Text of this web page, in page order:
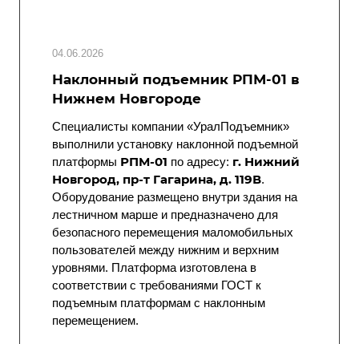
04.06.2026
Наклонный подъемник РПМ-01 в
Нижнем Новгороде
Специалисты компании «УралПодъемник»
выполнили установку наклонной подъемной
платформы РПМ-01 по адресу: г. Нижний
Новгород, пр-т Гагарина, д. 119В.
Оборудование размещено внутри здания на
лестничном марше и предназначено для
безопасного перемещения маломобильных
пользователей между нижним и верхним
уровнями. Платформа изготовлена в
соответствии с требованиями ГОСТ к
подъемным платформам с наклонным
перемещением.